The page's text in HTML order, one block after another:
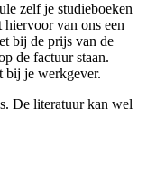
zelf je studieboeken
hiervoor van ons een
bij de prijs van de
de factuur staan.
bij je werkgever.
De literatuur kan wel